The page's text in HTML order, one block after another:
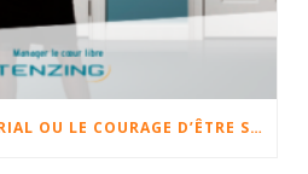
LE COURAGE MANAGÉRIAL OU LE COURAGE D’ÊTRE SOI